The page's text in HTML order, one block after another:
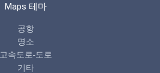
Maps 테마
공항
명소
고속도로-도로
기타